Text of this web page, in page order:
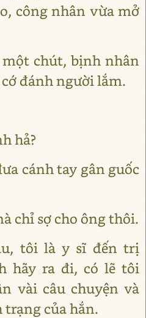
công nhân vừa mở
chút, bịnh nhân
đánh người lắm.
hả?
cánh tay gân guốc
chỉ sợ cho ông thôi.
tôi là y sĩ đến trị
hãy ra đi, có lẽ tôi
vài câu chuyện và
của hắn.